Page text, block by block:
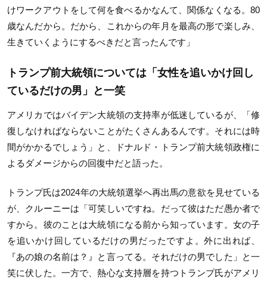
けワークアウトをして何を食べるかなんて、関係なくなる。80
歳なんだから。だから、これからの年月を最高の形で楽しみ、
生きていくようにするべきだと言ったんです」
トランプ前大統領については「女性を追いかけ回し
ているだけの男」と一笑
アメリカではバイデン大統領の支持率が低迷しているが、「修
復しなければならないことがたくさんあるんです。それには時
間がかかるでしょう」と、ドナルド・トランプ前大統領政権に
よるダメージからの回復中だと語った。
トランプ氏は2024年の大統領選挙へ再出馬の意欲を見せている
が、クルーニーは「可笑しいですね。だって彼はただ愚か者で
すから。彼のことは大統領になる前から知っています。女の子
を追いかけ回しているだけの男だったですよ。外に出れば、
『あの娘の名前は？』と言ってる。それだけの男でした」と一
笑に伏した。一方で、熱心な支持層を持つトランプ氏がアメリ